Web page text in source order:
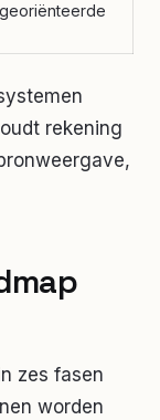
rekening
zes fasen
worden